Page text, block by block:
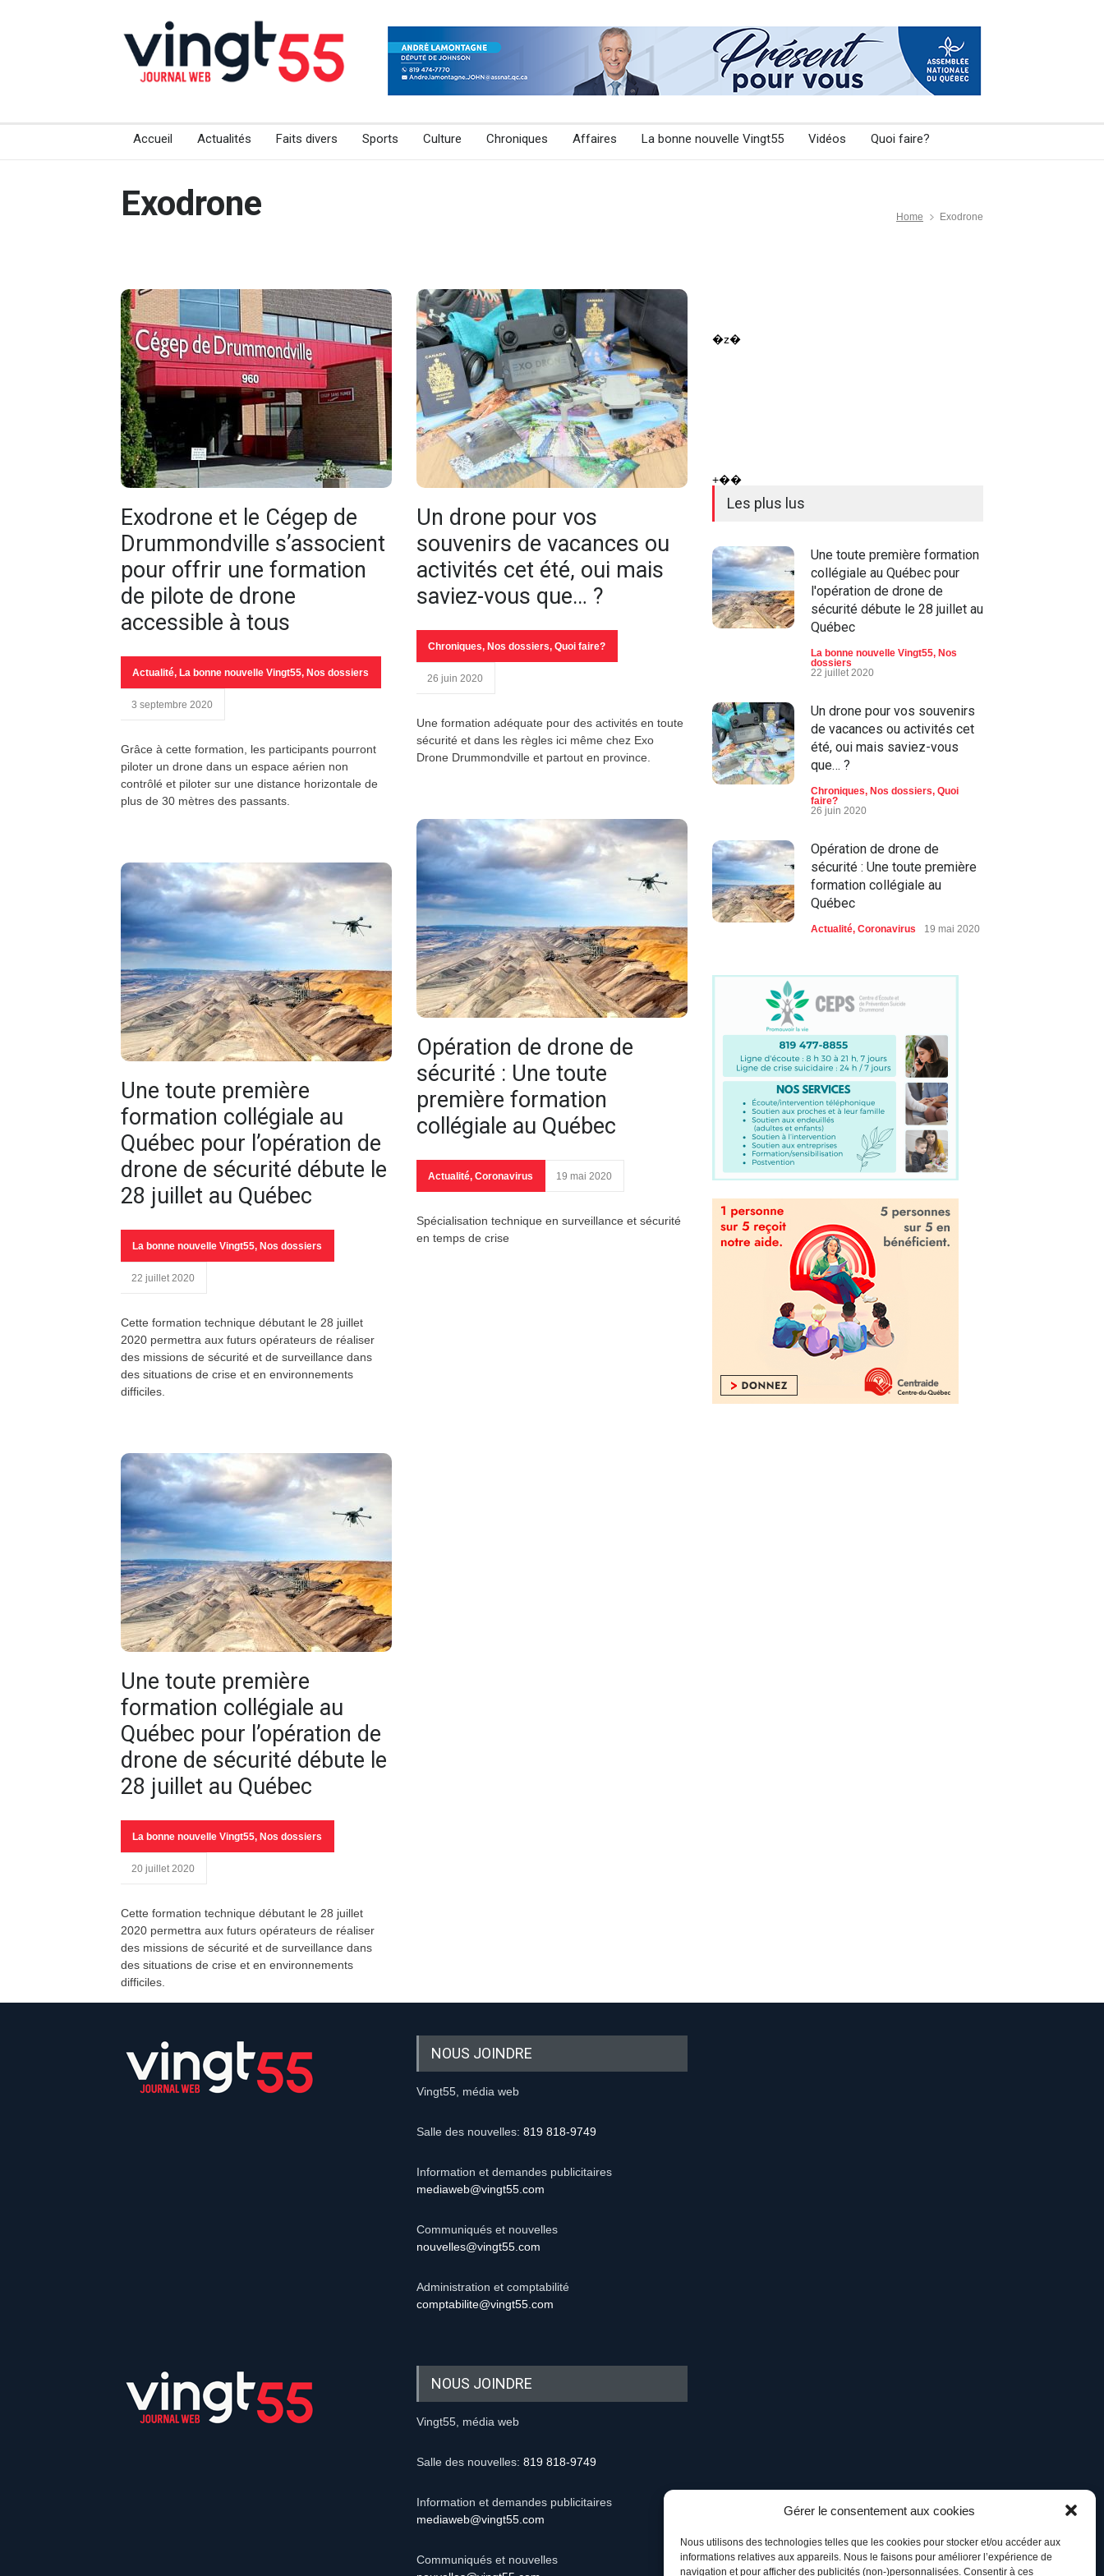
Gérer le consentement aux cookies
Nous utilisons des technologies telles que les cookies pour stocker et/ou accéder aux
informations relatives aux appareils. Nous le faisons pour améliorer l’expérience de
navigation et pour afficher des publicités (non-)personnalisées. Consentir à ces
Accueil Actualités Faits divers Sports Culture Chroniques Affaires La bonne nouvelle Vingt55 Vidéos Quoi faire?
Exodrone Home Exodrone
Exodrone et le Cégep de
Drummondville s’associent
pour offrir une formation
de pilote de drone
accessible à tous
Actualité, La bonne nouvelle Vingt55, Nos dossiers
3 septembre 2020
Grâce à cette formation, les participants pourront
piloter un drone dans un espace aérien non
contrôlé et piloter sur une distance horizontale de
plus de 30 mètres des passants.
Une toute première
formation collégiale au
Québec pour l’opération de
drone de sécurité débute le
28 juillet au Québec
La bonne nouvelle Vingt55, Nos dossiers
22 juillet 2020
Cette formation technique débutant le 28 juillet
2020 permettra aux futurs opérateurs de réaliser
des missions de sécurité et de surveillance dans
des situations de crise et en environnements
difficiles.
Une toute première
formation collégiale au
Québec pour l’opération de
drone de sécurité débute le
28 juillet au Québec
La bonne nouvelle Vingt55, Nos dossiers
20 juillet 2020
Cette formation technique débutant le 28 juillet
2020 permettra aux futurs opérateurs de réaliser
des missions de sécurité et de surveillance dans
des situations de crise et en environnements
difficiles.
Un drone pour vos
souvenirs de vacances ou
activités cet été, oui mais
saviez-vous que… ?
Chroniques, Nos dossiers, Quoi faire?
26 juin 2020
Une formation adéquate pour des activités en toute
sécurité et dans les règles ici même chez Exo
Drone Drummondville et partout en province.
Opération de drone de
sécurité : Une toute
première formation
collégiale au Québec
Actualité, Coronavirus 19 mai 2020
Spécialisation technique en surveillance et sécurité
en temps de crise
�z�
+��
Les plus lus
Une toute première formation
collégiale au Québec pour
l'opération de drone de
sécurité débute le 28 juillet au
Québec
La bonne nouvelle Vingt55, Nos
dossiers
22 juillet 2020
Un drone pour vos souvenirs
de vacances ou activités cet
été, oui mais saviez-vous
que… ?
Chroniques, Nos dossiers, Quoi
faire?
26 juin 2020
Opération de drone de
sécurité : Une toute première
formation collégiale au
Québec
Actualité, Coronavirus 19 mai 2020
l'opération de drone de
Québec
La bonne nouvelle Vingt55, Nos
dossiers
20 juillet 2020
Exodrone et le Cégep de
Drummondville s'associent
pour offrir une formation de
pilote de drone accessible à
tous
Actualité
La bonne nouvelle
Vingt55,Nos dossiers
3 septembre 2020
NOUS JOINDRE
Vingt55, média web
Salle des nouvelles: 819 818-9749
Information et demandes publicitaires
mediaweb@vingt55.com
Communiqués et nouvelles
nouvelles@vingt55.com
Administration et comptabilité
comptabilite@vingt55.com
NOUS JOINDRE
Vingt55, média web
Salle des nouvelles: 819 818-9749
Information et demandes publicitaires
mediaweb@vingt55.com
Communiqués et nouvelles